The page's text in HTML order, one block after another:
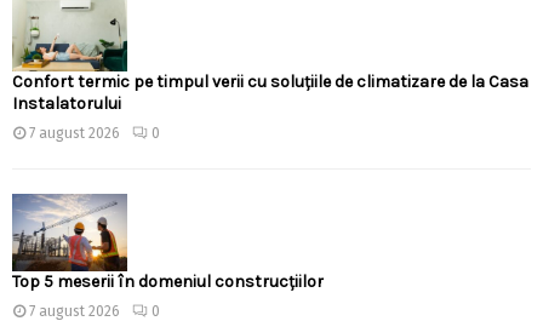
Confort termic pe timpul verii cu soluțiile de climatizare de la Casa
Instalatorului
7 august 2026 0
Top 5 meserii în domeniul construcțiilor
7 august 2026 0